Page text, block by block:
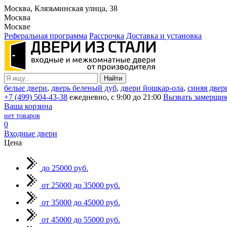
Москва, Клязьминская улица, 38
Москва
Москве
Реферальная программа Рассрочка Доставка и установка
белые двери, дверь беленый дуб, двери йошкар-ола, синяя
+7 (499) 504-43-38 ежедневно, с 9:00 до 21:00 Вызвать
Ваша корзина
нет товаров
0
Входные двери
Цена
до 25000 руб.
от 25000 до 35000 руб.
от 35000 до 45000 руб.
от 45000 до 55000 руб.